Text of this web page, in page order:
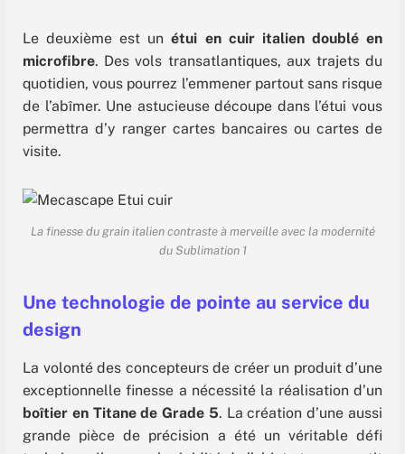
Le deuxième est unétui en cuir italien doublé en
microfibre. Des vols transatlantiques, aux trajets du
quotidien, vous pourrez l’emmener partout sans risque
de l’abîmer. Une astucieuse découpe dans l’étui vous
permettra d’y ranger cartes bancaires ou cartes de
visite.
La finesse du grain italien contraste à merveille avec la modernité
du Sublimation 1
Une technologie de pointe au service du
design
La volonté des concepteurs de créer un produit d’une
exceptionnelle finesse a nécessité la réalisation d’un
boîtier en Titane de Grade 5. La création d’une aussi
grande pièce de précision a été un véritable défi